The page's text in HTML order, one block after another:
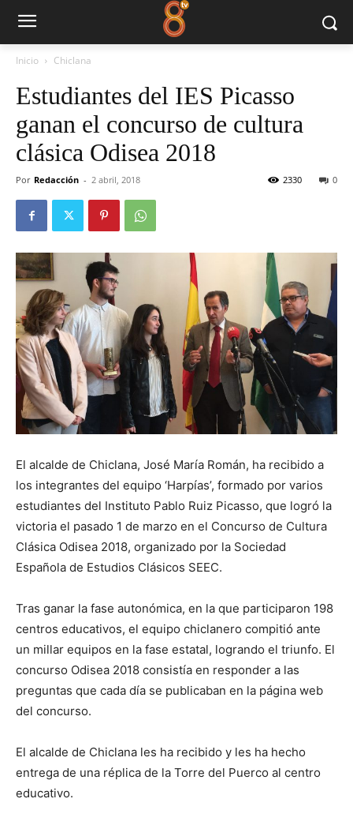
Inicio Chiclana
Estudiantes del IES Picasso
ganan el concurso de cultura
clásica Odisea 2018
Por Redacción - 2 abril, 2018 0
2330
El alcalde de Chiclana, José María Román, ha recibido a
los integrantes del equipo ‘Harpías’, formado por varios
estudiantes del Instituto Pablo Ruiz Picasso, que logró la
victoria el pasado 1 de marzo en el Concurso de Cultura
Clásica Odisea 2018, organizado por la Sociedad
Española de Estudios Clásicos SEEC.
Tras ganar la fase autonómica, en la que participaron 198
centros educativos, el equipo chiclanero compitió ante
un millar equipos en la fase estatal, logrando el triunfo. El
concurso Odisea 2018 consistía en responder a las
preguntas que cada día se publicaban en la página web
del concurso.
El alcalde de Chiclana les ha recibido y les ha hecho
entrega de una réplica de la Torre del Puerco al centro
educativo.